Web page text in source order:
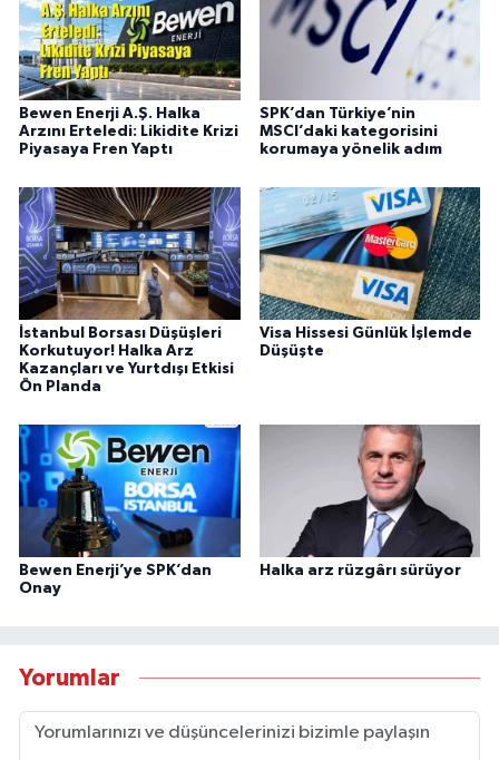
Bewen Enerji A.Ş. Halka
Arzını Erteledi: Likidite Krizi
Piyasaya Fren Yaptı
SPK’dan Türkiye’nin
MSCI’daki kategorisini
korumaya yönelik adım
İstanbul Borsası Düşüşleri
Korkutuyor! Halka Arz
Kazançları ve Yurtdışı Etkisi
Ön Planda
Visa Hissesi Günlük İşlemde
Düşüşte
Bewen Enerji’ye SPK’dan
Onay
Halka arz rüzgârı sürüyor
Yorumlar